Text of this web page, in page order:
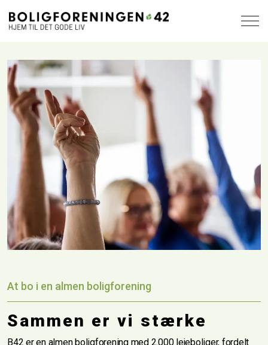
At bo i en almen boligforening
Sammen er vi stærke
B42 er en almen boligforening med 2.000 lejeboliger, fordelt